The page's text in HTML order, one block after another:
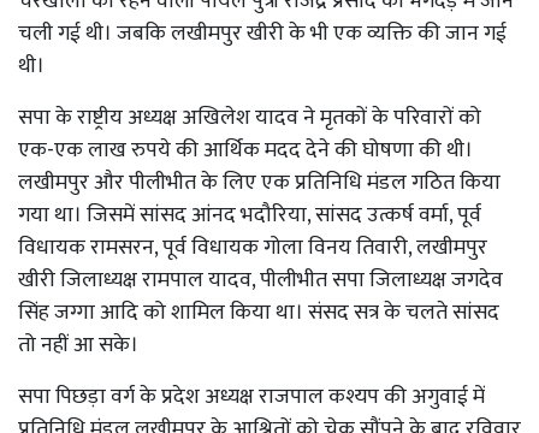
चली गई थी। जबकि लखीमपुर खीरी के भी एक व्यक्ति की जान गई
थी।
सपा के राष्ट्रीय अध्यक्ष अखिलेश यादव ने मृतकों के परिवारों को
एक-एक लाख रुपये की आर्थिक मदद देने की घोषणा की थी।
लखीमपुर और पीलीभीत के लिए एक प्रतिनिधि मंडल गठित किया
गया था। जिसमें सांसद आंनद भदौरिया, सांसद उत्कर्ष वर्मा, पूर्व
विधायक रामसरन, पूर्व विधायक गोला विनय तिवारी, लखीमपुर
खीरी जिलाध्यक्ष रामपाल यादव, पीलीभीत सपा जिलाध्यक्ष जगदेव
सिंह जग्गा आदि को शामिल किया था। संसद सत्र के चलते सांसद
तो नहीं आ सके।
सपा पिछड़ा वर्ग के प्रदेश अध्यक्ष राजपाल कश्यप की अगुवाई में